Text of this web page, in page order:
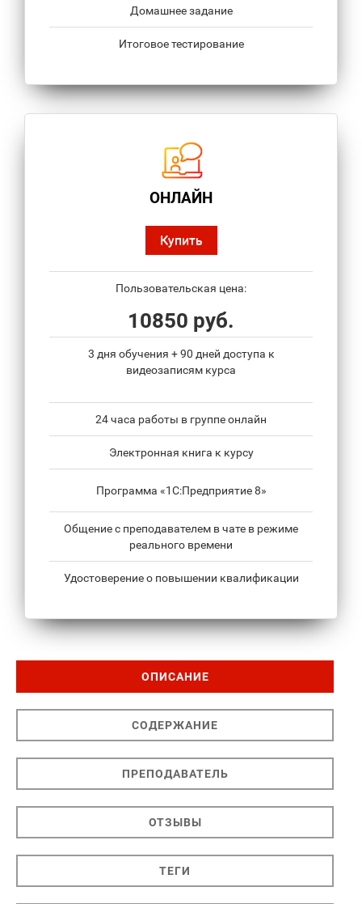
Домашнее задание
Итоговое тестирование
ОНЛАЙН
Купить
Пользовательская цена:
10850 руб.
3 дня обучения + 90 дней доступа к
видеозаписям курса
24 часа работы в группе онлайн
Электронная книга к курсу
Программа «1С:Предприятие 8»
Общение с преподавателем в чате в режиме
реального времени
Удостоверение о повышении квалификации
ОПИСАНИЕ
СОДЕРЖАНИЕ
ПРЕПОДАВАТЕЛЬ
ОТЗЫВЫ
ТЕГИ